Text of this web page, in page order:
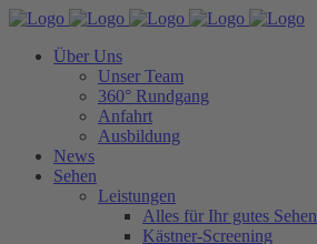
Über Uns
Unser Team
360° Rundgang
Anfahrt
Ausbildung
News
Sehen
Leistungen
Alles für Ihr gutes Sehen
Kästner-Screening